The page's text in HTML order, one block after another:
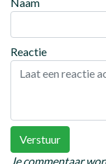
Reactie
Verstuur
Je commentaar